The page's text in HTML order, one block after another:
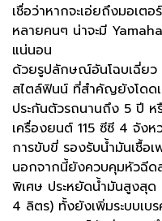
เชื่อว่าหากจะเอ่ยถึงมอเต
หลายคนๆ น่าจะมี
แน่นอน
ด้วยรูปลักษณ์อันโฉบเฉี่ยว
สไตล์ฟินน์ ที่สำคัญยังโดด
ประกันตัวรถนานถึง 5 ปี
เครื่องยนต์ 115 ซีซี 4 จัง
การขับขี่ รองรับน้ำมันเชื้อ
นอกจากนี้ยังควบคุมหัวฉีด
พิเศษ ประหยัดน้ำมันสูงสุด
4 ลิตร) ทั้งยังเพิ่มระบบเ